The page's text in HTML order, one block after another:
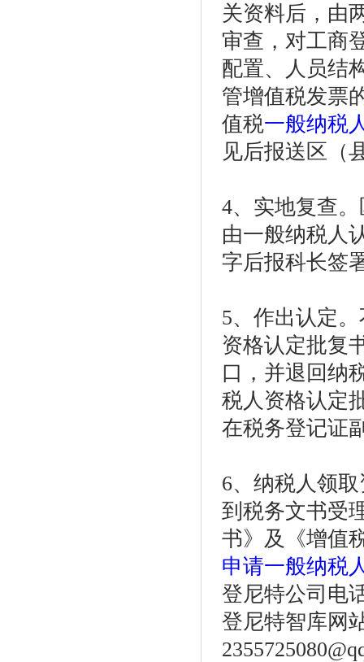
关资料后，由
审查，对工商
配置、人员结
管增值税发票
值税一般纳税
见后报送区（
4、实地复查
由一般纳税人
字后报科长签
5、作出认定
资格认定批复
口，并退回纳
税人资格认定
在税务登记证
6、纳税人领
到税务文书受
书》及《增值
申请一般纳税
登尼特公司电
登尼特智库网